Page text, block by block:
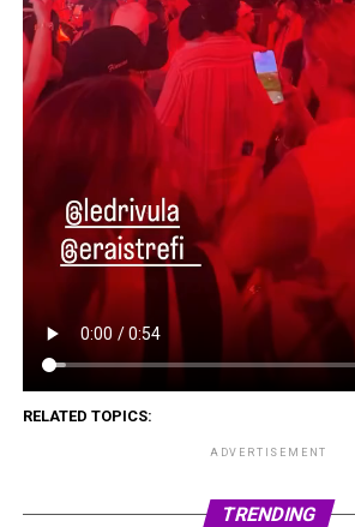
RELATED TOPICS:
ADVERTISEMENT
TRENDING